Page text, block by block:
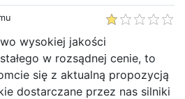
wysokiej jakości
w rozsądnej cenie, to
się z aktualną propozycją
dostarczane przez nas silniki